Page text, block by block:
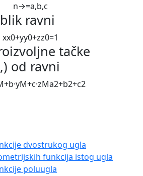
n→=a,b,c
ravni
xx0+yy0+zz0=1
tačke
,) od ravni
+b·yM+c·zMa2+b2+c2
dvostrukog ugla
funkcija istog ugla
poluugla